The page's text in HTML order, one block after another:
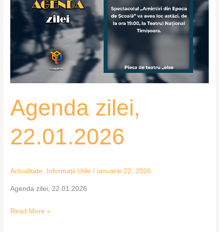
Agenda zilei,
22.01.2026
Actualitate, Informații Utile / ianuarie 22, 2026
Agenda zilei, 22.01.2026
22.01.2026
Read More »